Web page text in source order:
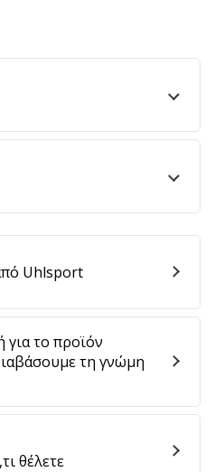
προϊόν
για το προϊόν
τη γνώμη
θέλετε
Uhlsport